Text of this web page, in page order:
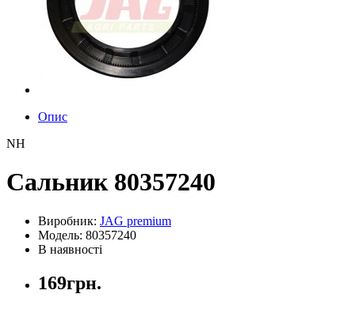
Опис
NH
Сальник 80357240
Виробник: JAG premium
Модель: 80357240
В наявності
169грн.